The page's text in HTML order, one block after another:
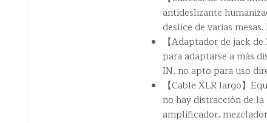
antideslizante
deslice de varias
【Adaptador de jack
para adaptarse a más
IN, no apto para uso
【Cable XLR largo】
no hay distracción de
amplificador,